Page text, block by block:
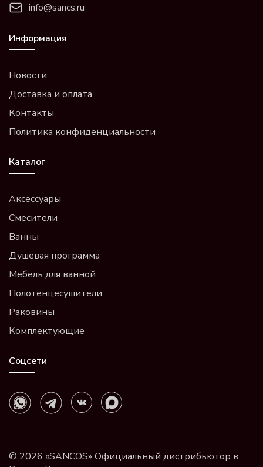
info@sancs.ru
Информация
Новости
Доставка и оплата
Контакты
Политика конфиденциальности
Каталог
Аксессуары
Смесители
Ванны
Душевая программа
Мебель для ванной
Полотенцесушители
Раковины
Комплектующие
Соцсети
© 2026 «SANCOS» Официальный дистрибьютор в